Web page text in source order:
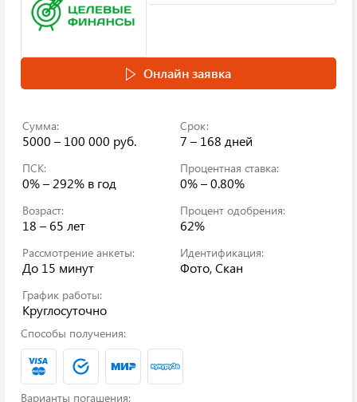
Онлайн заявка
Сумма:
5000 – 100 000 руб.
Срок:
7 – 168 дней
ПСК:
0% – 292% в год
Процентная ставка:
0% – 0.80%
Возраст:
18 – 65 лет
Процент одобрения:
62%
Рассмотрение анкеты:
До 15 минут
Идентификация:
Фото, Скан
График работы:
Круглосуточно
Способы получения:
Варианты погашения: